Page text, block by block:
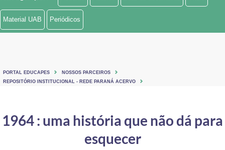
Ministério de Minas e Energia
Ministério do Turismo
Controladoria-Geral da União
Ministério da Mulher, da Família e dos Direitos Humanos
Material UAB Periódicos
PORTAL EDUCAPES
NOSSOS PARCEIROS
REPOSITÓRIO INSTITUCIONAL - REDE PARANÁ ACERVO
1964 : uma história que não dá para
esquecer